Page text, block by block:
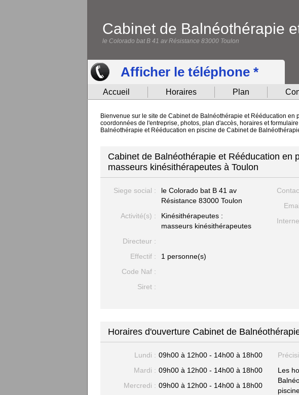
Cabinet de Balnéothérapie
le Colorado bat B 41 av Résistance 83000 Toulon
Afficher le téléphone *
Accueil Horaires Plan
Bienvenue sur le site de Cabinet de Balnéothérapie et Rééducation
coordonnées de l'entreprise, photos, plan d'accès, horaires et
Balnéothérapie et Rééducation en piscine de Cabinet de
Cabinet de Balnéothérapie et Rééducation en
masseurs kinésithérapeutes à Toulon
Siege social :
le Colorado bat B 41 av
Résistance 83000 Toulon
Activité(s) :
Kinésithérapeutes :
masseurs kinésithérapeutes
Directeur :
Effectif :
1 personne(s)
Code Naf :
Siret :
Horaires d'ouverture Cabinet de
Lundi : 09h00 à 12h00 - 14h00 à 18h00
Mardi : 09h00 à 12h00 - 14h00 à 18h00
Mercredi : 09h00 à 12h00 - 14h00 à 18h00
Les